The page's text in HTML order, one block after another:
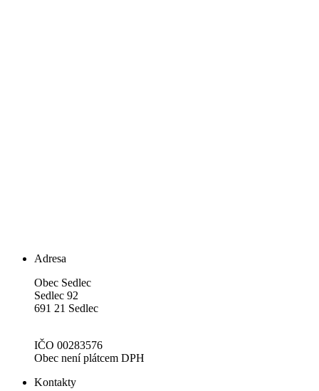
Adresa
Obec Sedlec
Sedlec 92
691 21 Sedlec
IČO 00283576
Obec není plátcem DPH
Kontakty